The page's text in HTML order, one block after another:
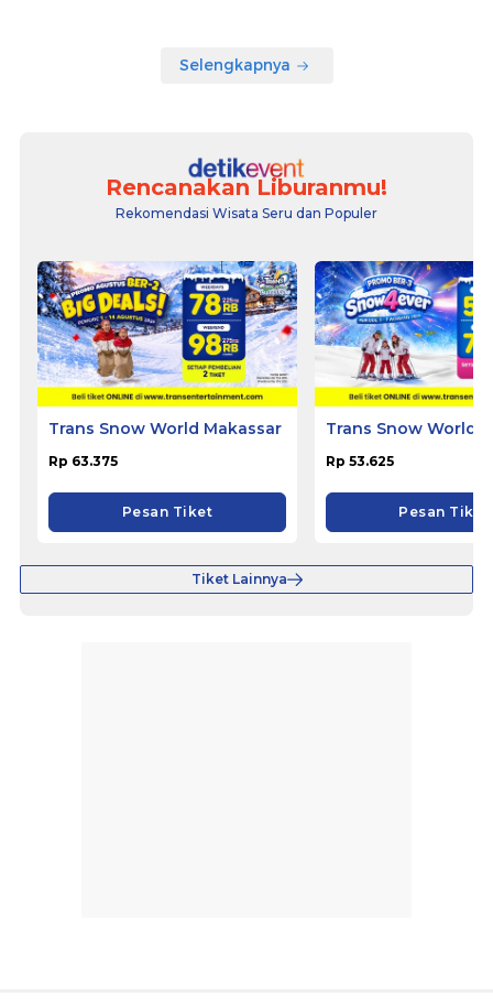
Selengkapnya
Rencanakan Liburanmu!
Rekomendasi Wisata Seru dan Populer
Trans Snow World Makassar
Rp 63.375
Pesan Tiket
Trans Snow World
Rp 53.625
Pesan Tiket
Tiket Lainnya